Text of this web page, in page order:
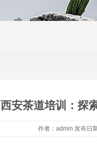
西安茶道培训：探
作者：admin 发布日